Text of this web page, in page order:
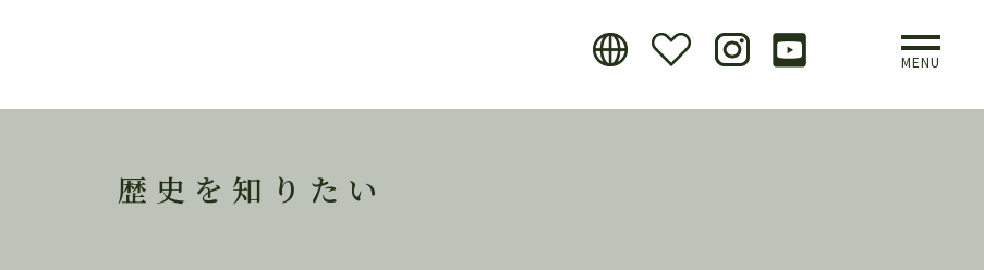
MENU
歴史を知りたい